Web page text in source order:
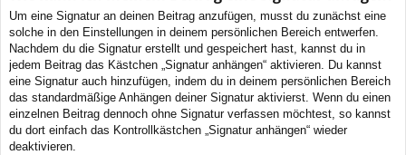
Um eine Signatur an deinen Beitrag anzufügen, musst du zunächst eine
solche in den Einstellungen in deinem persönlichen Bereich entwerfen.
Nachdem du die Signatur erstellt und gespeichert hast, kannst du in
jedem Beitrag das Kästchen „Signatur anhängen“ aktivieren. Du kannst
eine Signatur auch hinzufügen, indem du in deinem persönlichen Bereich
das standardmäßige Anhängen deiner Signatur aktivierst. Wenn du einen
einzelnen Beitrag dennoch ohne Signatur verfassen möchtest, so kannst
du dort einfach das Kontrollkästchen „Signatur anhängen“ wieder
deaktivieren.